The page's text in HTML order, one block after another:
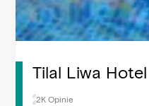
Tilal Liwa Hotel
2K Opinie